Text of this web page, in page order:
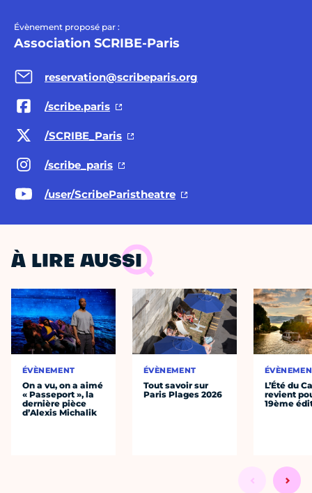
Évènement proposé par :
Association SCRIBE-Paris
reservation@scribeparis.org
/scribe.paris
/SCRIBE_Paris
/scribe_paris
/user/ScribeParistheatre
À LIRE AUSSI
ÉVÈNEMENT
On a vu, on a aimé
« Passeport », la
dernière pièce
d’Alexis Michalik
ÉVÈNEMENT
Tout savoir sur
Paris Plages 2026
L’Été du
revient
19ème